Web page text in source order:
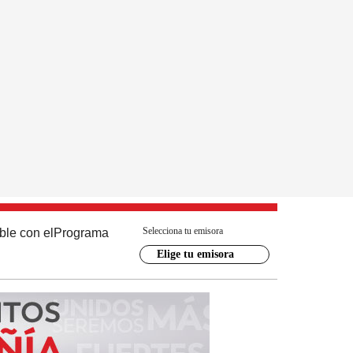
con el Programa Selecciona tu emisora
Elige tu emisora